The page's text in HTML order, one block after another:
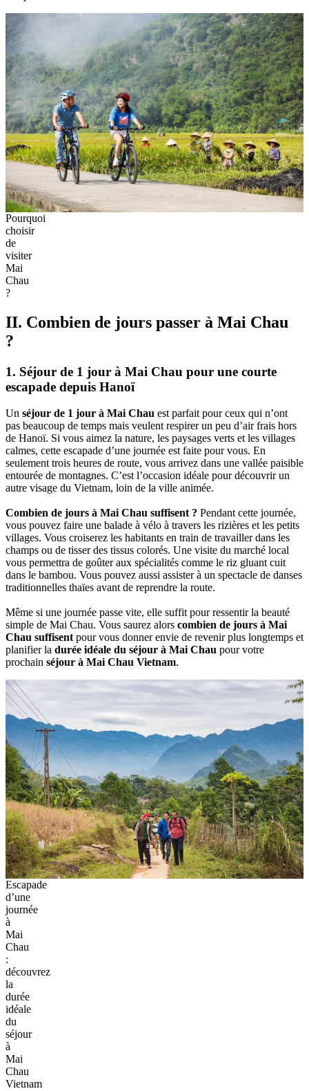
Pourquoi
choisir
de
visiter
Mai
Chau
?
II. Combien‎‎ de‎ jours‎ passer à‎ Mai‎ Chau
?
1. Séjour de‎ 1 jour‎ à Mai‎ Chau‎ pour une‎ courte‎
escapade‎ depuis Hanoï
Un séjour de 1 jour à Mai Chau est parfait pour ceux qui‎ n’ont‎
pas beaucoup de temps mais veulent respirer un peu d’air frais hors
de Hanoï. Si vous‎ aimez la nature, les paysages‎ verts et‎ les villages
calmes, cette escapade d’une journée‎ est faite pour vous. En‎‎
seulement trois heures de route, vous arrivez dans une vallée paisible
entourée‎ de montagnes. C’est l’occasion idéale pour découvrir un
autre visage du Vietnam, loin de la ville animée.
Combien‎ de jours à Mai‎ Chau suffisent ? Pendant‎‎ cette journée,‎
vous‎ pouvez‎‎ faire‎ une‎‎ balade‎‎ à vélo à travers les rizières et les petits‎‎
villages.‎‎‎ Vous‎ croiserez‎ les‎ habitants‎‎ en‎ train de travailler dans les
champs ou de‎ tisser‎ des‎‎‎ tissus‎ colorés. Une visite du marché local
vous permettra de goûter aux‎ spécialités‎‎ comme‎ le riz gluant cuit
dans le‎ bambou. Vous‎ pouvez aussi assister à un‎ spectacle‎ de danses‎‎
traditionnelles‎ thaïes‎ avant de reprendre‎ la route.
Même‎ si‎ une‎ journée‎ passe‎ vite,‎ elle‎‎ suffit pour‎‎ ressentir la‎ beauté
simple de Mai Chau.‎ Vous‎ saurez alors‎ combien‎ de jours à Mai‎
Chau suffisent pour vous donner envie de‎ revenir plus longtemps et‎
planifier la durée idéale du séjour à Mai Chau pour votre‎
prochain séjour à Mai Chau Vietnam.
Escapade
d’une
journée
à
Mai
Chau
:
découvrez
la
durée
idéale
du
séjour
à
Mai
Chau
Vietnam